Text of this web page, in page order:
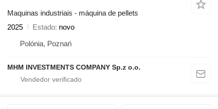
Maquinas industriais - máquina de pellets
2025
Estado novo
Polónia, Poznań
MHM INVESTMENTS COMPANY Sp.z o.o.